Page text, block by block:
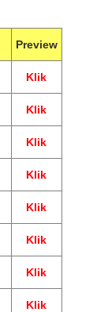
Preview
Klik
Klik
Klik
Klik
Klik
Klik
Klik
Klik